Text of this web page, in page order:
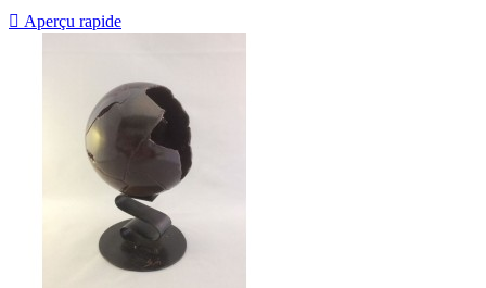
 Aperçu rapide